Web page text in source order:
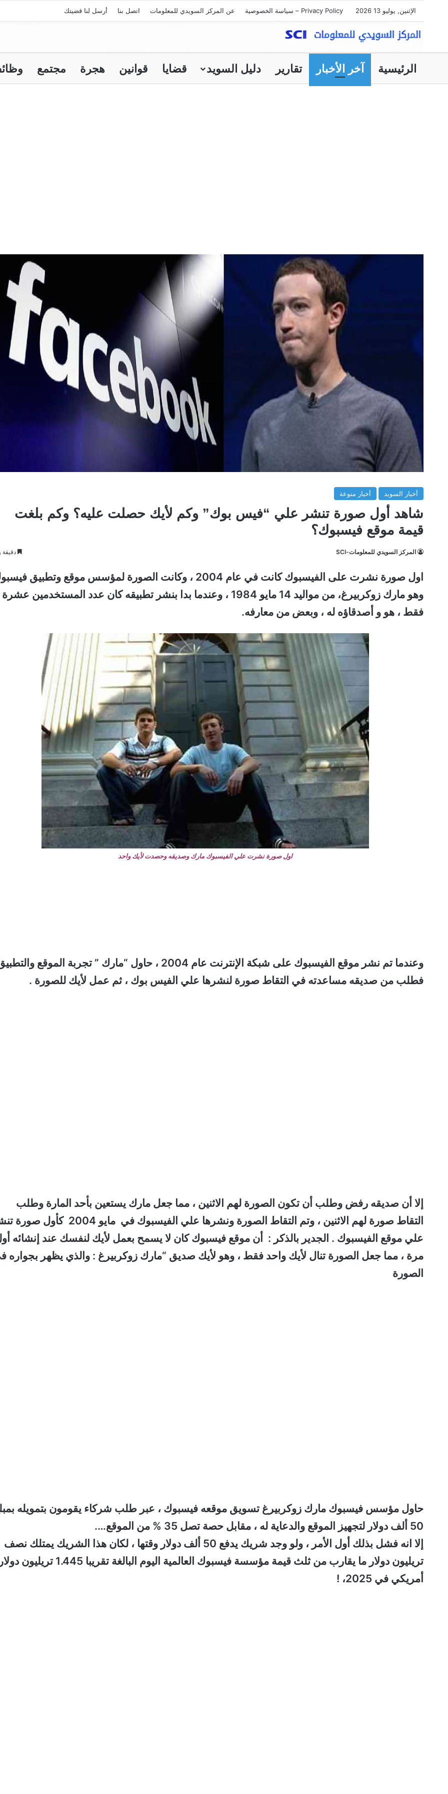
الإثنين, يوليو 13 2026 Privacy Policy – سياسة الخصوصية عن المركز السويدي للمعلومات اتصل بنا أرسل لنا قضيتك
الرئيسية آخر الأخبار تقارير دليل السويد قضايا قوانين هجرة مجتمع
أخبار السويد أخبار منوعة
شاهد أول صورة تنشر علي “فيس بوك” وكم لأيك حصلت عليه؟ وكم بلغت
قيمة موقع فيسبوك؟
المركز السويدي للمعلومات-SCI دقيقة
اول صورة نشرت على الفيسبوك كانت في عام 2004 ، وكانت الصورة لمؤسس موقع وتطبيق
وهو
مارك زوكربيرغ، من مواليد 14 مايو 1984 ، وعندما بدا بنشر تطبيقه كان عدد المستخدمين عشرة
فقط ، هو و أصدقاؤه له ، وبعض من معارفه.
اول صورة نشرت علي الفيسبوك مارك وصديقه وحصدت لأيك واحد
وعندما تم نشر موقع الفيسبوك على شبكة الإنترنت عام 2004 ، حاول “مارك ” تجربة الموقع
فطلب من صديقه مساعدته في التقاط صورة لنشرها علي الفيس بوك ، ثم عمل لأيك للصورة .
إلا أن صديقه رفض وطلب أن تكون الصورة لهم الاثنين ، مما جعل مارك يستعين بأحد المارة وطلب
التقاط صورة لهم الاثنين ، وتم التقاط الصورة ونشرها علي الفيسبوك في مايو 2004
علي موقع الفيسبوك . الجدير بالذكر : أن موقع فيسبوك كان لا يسمح بعمل لأيك لنفسك عند إنشائه
مرة ، مما جعل الصورة تنال لأيك واحد فقط ، وهو لأيك صديق “مارك زوكربيرغ : والذي يظهر بجواره
الصورة
حاول مؤسس فيسبوك مارك زوكربيرغ تسويق موقعه فيسبوك ، عبر طلب شركاء يقومون بتمويله
50 ألف دولار لتجهيز الموقع والدعاية له ، مقابل حصة تصل 35 % من الموقع….
إلا انه فشل بذلك أول الأمر ، ولو وجد شريك يدفع 50 ألف دولار وقتها ، لكان هذا الشريك يمتلك نصف
تريليون دولار ما يقارب من ثلث قيمة مؤسسة فيسبوك العالمية اليوم البالغة تقريبا 1.445 تريليون دولار
أمريكي في 2025، !